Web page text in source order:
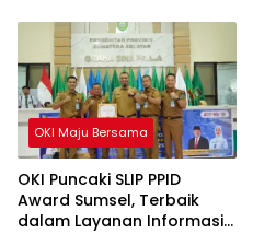
OKI Maju Bersama
OKI Puncaki SLIP PPID
Award Sumsel, Terbaik
dalam Layanan Informasi